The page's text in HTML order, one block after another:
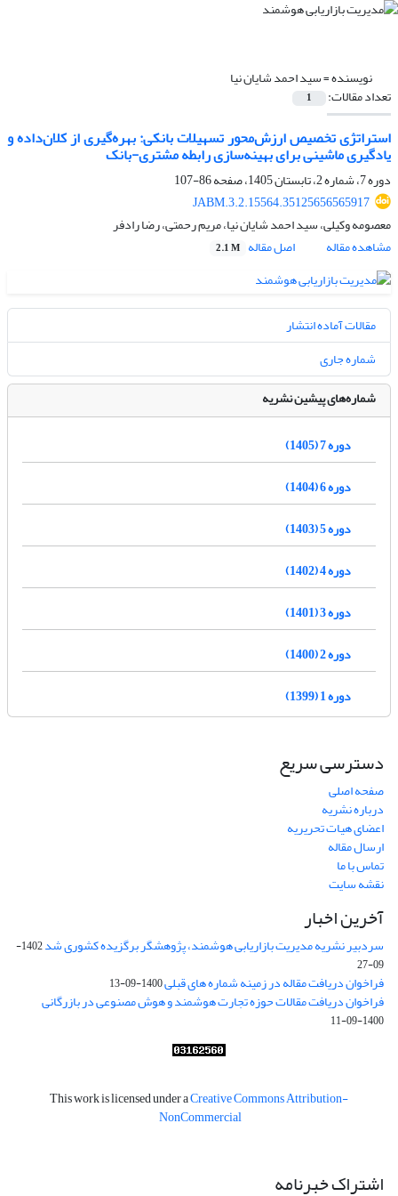
نویسنده =سید احمد شایان نیا
تعداد مقالات: 1
استراتژی تخصیص ارزش‌محور تسهیلات بانکی: بهره‌گیری از کلان‌داده و
یادگیری ماشینی برای بهینه‌سازی رابطه مشتری-بانک
دوره 7، شماره 2، تابستان 1405، صفحه
86-107
JABM.3.2.15564.35125656565917
معصومه وکیلی، سید احمد شایان نیا، مریم رحمتی، رضا رادفر
مشاهده مقاله
اصل مقاله 2.1 M
مقالات آماده انتشار
شماره جاری
شماره‌های پیشین نشریه
دوره 7 (1405)
دوره 6 (1404)
دوره 5 (1403)
دوره 4 (1402)
دوره 3 (1401)
دوره 2 (1400)
دوره 1 (1399)
دسترسی سریع
صفحه اصلی
درباره نشریه
اعضای هیات تحریریه
ارسال مقاله
تماس با ما
نقشه سایت
آخرین اخبار
سردبیر نشریه مدیریت بازاریابی هوشمند، پژوهشگر برگزیده کشوری شد
1402-
09-27
فراخوان دریافت مقاله در زمینه شماره های قبلی1400-09-13
فراخوان دریافت مقالات حوزه تجارت هوشمند و هوش مصنوعی در بازرگانی
1400-09-11
This work is licensed under aCreative Commons Attribution-
NonCommercial
اشتراک خبرنامه